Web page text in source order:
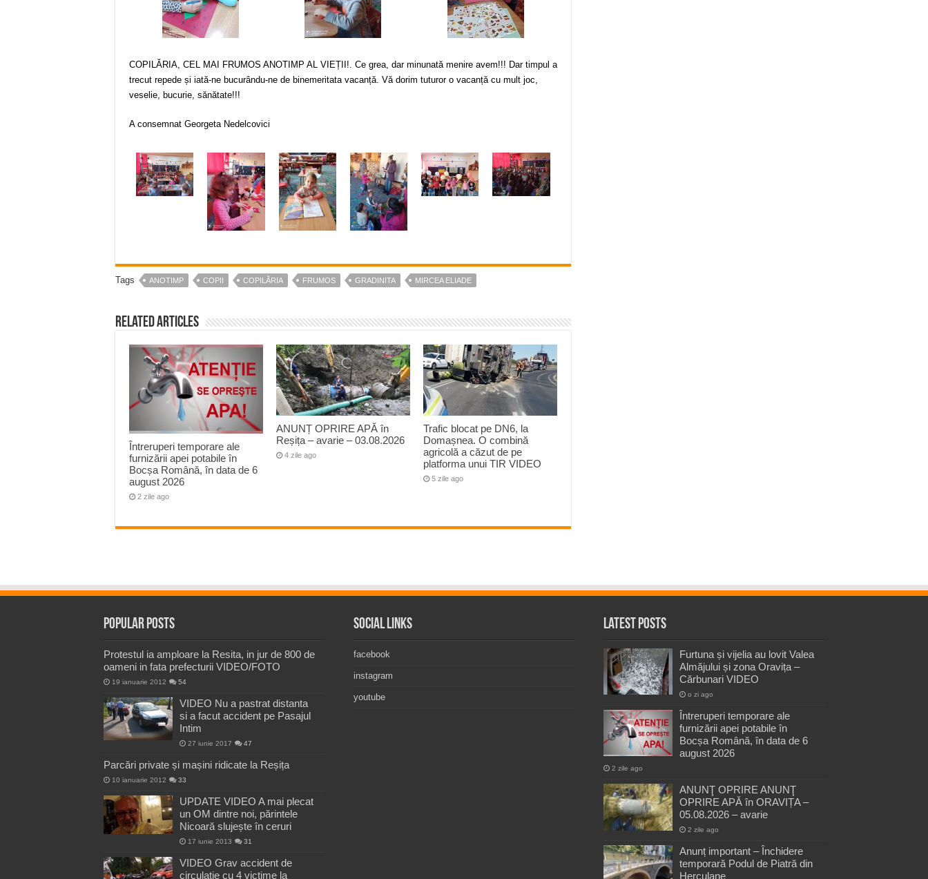
COPILĂRIA, CEL MAI FRUMOS ANOTIMP AL VIEȚII!. Ce grea, dar minunată menire avem!!! Dar timpul a
trecut repede și iată-ne bucurându-ne de binemeritata vacanță. Vă dorim tuturor o vacanță cu mult joc,
veselie, bucurie, sănătate!!!
A consemnat Georgeta Nedelcovici
Tags ANOTIMP COPII COPILĂRIA FRUMOS GRADINITA MIRCEA ELIADE
Related Articles
Întreruperi temporare ale
furnizării apei potabile în
Bocșa Română, în data de 6
august 2026
2 zile ago
ANUNȚ OPRIRE APĂ în
Reșița – avarie – 03.08.2026
4 zile ago
Trafic blocat pe DN6, la
Domașnea. O combină
agricolă a căzut de pe
platforma unui TIR VIDEO
5 zile ago
Popular Posts
Protestul ia amploare la Resita, in jur de 800 de
oameni in fata prefecturii VIDEO/FOTO
19 ianuarie 2012 54
VIDEO Nu a pastrat distanta
si a facut accident pe Pasajul
Intim
27 iunie 2017 47
Parcări private și mașini ridicate la Reșița
10 ianuarie 2012 33
UPDATE VIDEO A mai plecat
un OM dintre noi, părintele
Nicoară slujește în ceruri
17 iunie 2013 31
VIDEO Grav accident de
circulatie cu 4 victime la
Social Links
facebook
instagram
youtube
Latest Posts
Furtuna și vijelia au lovit Valea
Almăjului și zona Oravița –
Cărbunari VIDEO
o zi ago
Întreruperi temporare ale
furnizării apei potabile în
Bocșa Română, în data de 6
august 2026
2 zile ago
ANUNŢ OPRIRE ANUNŢ
OPRIRE APĂ în ORAVIȚA –
05.08.2026 – avarie
2 zile ago
Anunț important – Închidere
temporară Podul de Piatră din
Herculane